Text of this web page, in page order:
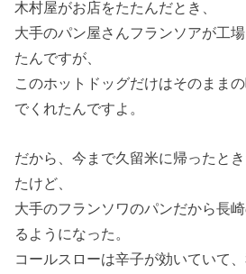
木村屋がお店をたたんだとき、
大手のパン屋さんフランソアが工
たんですが、
このホットドッグだけはそのまま
でくれたんですよ。
だから、今まで久留米に帰ったと
たけど、
大手のフランソワのパンだから長
るようになった。
コールスローは辛子が効いていて